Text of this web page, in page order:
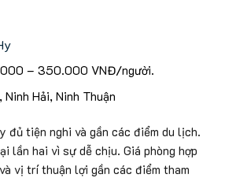
– 350.000 VNĐ/người.
Hải, Ninh Thuận
đủ tiện nghi và gần các điểm du lịch.
lần hai vì sự dễ chịu. Giá phòng hợp
vị trí thuận lợi gần các điểm tham